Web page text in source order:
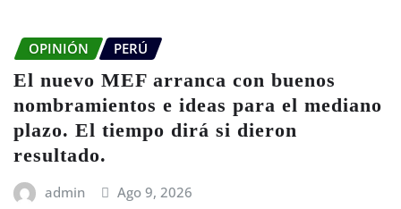
OPINIÓN PERÚ
El nuevo MEF arranca con buenos
nombramientos e ideas para el mediano
plazo. El tiempo dirá si dieron
resultado.
admin Ago 9, 2026